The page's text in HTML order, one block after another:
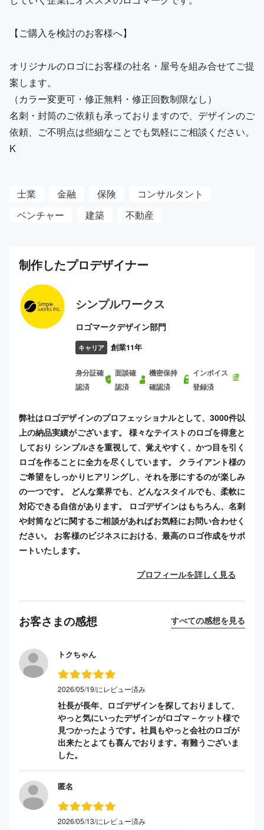
【ご購入を検討のお客様へ】
オリジナルのロゴにお客様の社名・屋号を組み合せてご提
案します。
（カラー変更可・修正無料・修正回数制限なし）
名刺・封筒のご依頼も承っておりますので、デザインのご
依頼、ご不明点は些細なことでも気軽にご相談ください。
K
士業 金融 保険
コンサルタント
ベンチャー
建築 不動産
制作したプロデザイナー
シンプルワークス
ロゴマークデザイン部門
キャリア 創業11年
身分証確
認済
面談確
認済
機密保持
確認済
インボイス
登録済
弊社はロゴデザインのプロフェッショナルとして、3000件以
上の納品実績がございます。 様々なテイストのロゴを得意と
しており シンプルさを重視して、覚えやすく、かつ目を引く
ロゴを作ることに全力を尽くしています。 クライアント様の
ご希望をしっかりヒアリングし、それを形にするのが楽しみ
の一つです。 どんな業界でも、どんなスタイルでも、柔軟に
対応できる自信があります。 ロゴデザインはもちろん、名刺
や封筒などに関するご相談があればお気軽にお問い合わせく
ださい。 お客様のビジネスにおける、最高のロゴ作成をサポ
ートいたします。
プロフィールを詳しく見る
お客さまの感想 すべての感想を見る
トクちゃん
2026/05/19/にレビュー済み
社長が長年、ロゴデザインを探しておりまして、
やっと気にいったデザインがロゴマ－ケット様で
見つかったようです。社員もやっと会社のロゴが
出来たとよても喜んでおります。有難うございま
した。
匿名
2026/05/13/にレビュー済み